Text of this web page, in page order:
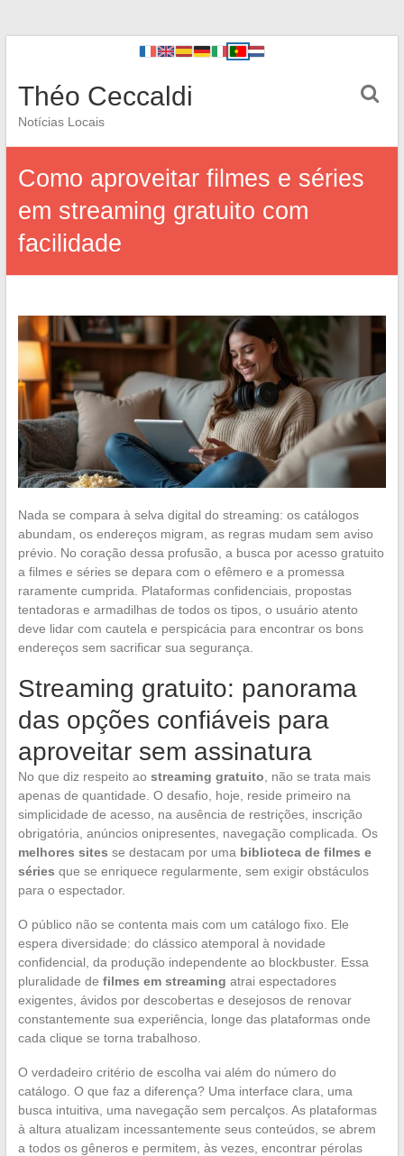
Théo Ceccaldi
Notícias Locais
Como aproveitar filmes e séries
em streaming gratuito com
facilidade
Nada se compara à selva digital do streaming: os catálogos
abundam, os endereços migram, as regras mudam sem aviso
prévio. No coração dessa profusão, a busca por acesso gratuito
a filmes e séries se depara com o efêmero e a promessa
raramente cumprida. Plataformas confidenciais, propostas
tentadoras e armadilhas de todos os tipos, o usuário atento
deve lidar com cautela e perspicácia para encontrar os bons
endereços sem sacrificar sua segurança.
Streaming gratuito: panorama
das opções confiáveis para
aproveitar sem assinatura
No que diz respeito ao streaming gratuito , não se trata mais
apenas de quantidade. O desafio, hoje, reside primeiro na
simplicidade de acesso, na ausência de restrições, inscrição
obrigatória, anúncios onipresentes, navegação complicada. Os
melhores sites se destacam por uma biblioteca de filmes e
séries que se enriquece regularmente, sem exigir obstáculos
para o espectador.
O público não se contenta mais com um catálogo fixo. Ele
espera diversidade: do clássico atemporal à novidade
confidencial, da produção independente ao blockbuster. Essa
pluralidade de filmes em streaming atrai espectadores
exigentes, ávidos por descobertas e desejosos de renovar
constantemente sua experiência, longe das plataformas onde
cada clique se torna trabalhoso.
O verdadeiro critério de escolha vai além do número do
catálogo. O que faz a diferença? Uma interface clara, uma
busca intuitiva, uma navegação sem percalços. As plataformas
à altura atualizam incessantemente seus conteúdos, se abrem
a todos os gêneros e permitem, às vezes, encontrar pérolas